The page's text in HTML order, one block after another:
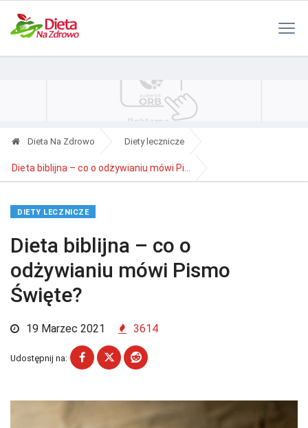
Dieta Na Zdrowo Diety lecznicze
Dieta biblijna – co o odżywianiu mówi Pi...
DIETY LECZNICZE
Dieta biblijna – co o
odżywianiu mówi Pismo
Święte?
19 Marzec 2021 3614
Udostępnij na: